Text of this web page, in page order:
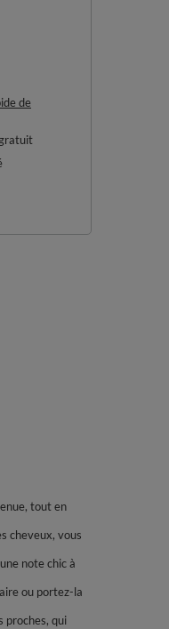
de
tout en
cheveux, vous
note chic à
ou portez-la
proches, qui